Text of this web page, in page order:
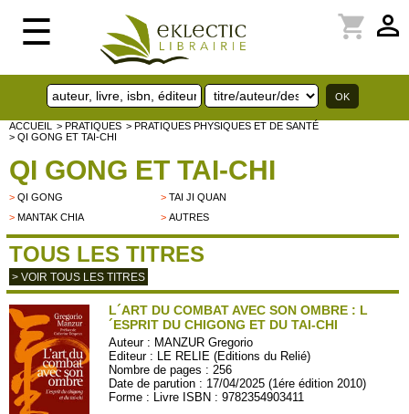
☰ perm_identity
shopping_cart
ACCUEIL > PRATIQUES > PRATIQUES PHYSIQUES ET DE SANTÉ
> QI GONG ET TAI-CHI
QI GONG ET TAI-CHI
> QI GONG >TAI JI QUAN
> MANTAK CHIA >AUTRES
TOUS LES TITRES
> VOIR TOUS LES TITRES
L´ART DU COMBAT AVEC SON OMBRE : L
´ESPRIT DU CHIGONG ET DU TAI-CHI
Auteur : MANZUR Gregorio
Editeur : LE RELIE (Editions du Relié)
Nombre de pages : 256
Date de parution : 17/04/2025 (1ére édition 2010)
Forme : Livre ISBN : 9782354903411